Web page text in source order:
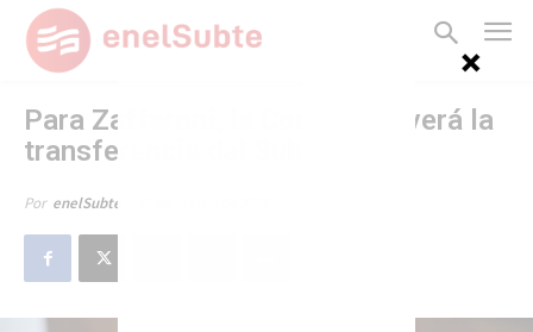
Para Zaffaroni, la Corte resolverá la
transferencia del Subte
Por enelSubte